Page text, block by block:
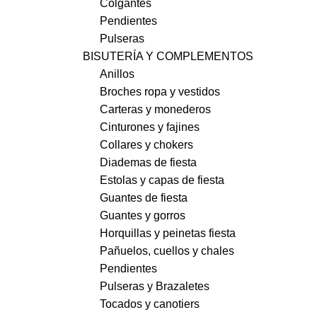
Colgantes
Pendientes
Pulseras
BISUTERÍA Y COMPLEMENTOS
Anillos
Broches ropa y vestidos
Carteras y monederos
Cinturones y fajines
Collares y chokers
Diademas de fiesta
Estolas y capas de fiesta
Guantes de fiesta
Guantes y gorros
Horquillas y peinetas fiesta
Pañuelos, cuellos y chales
Pendientes
Pulseras y Brazaletes
Tocados y canotiers